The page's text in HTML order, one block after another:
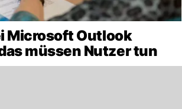
Microsoft Outlook
müssen Nutzer tun